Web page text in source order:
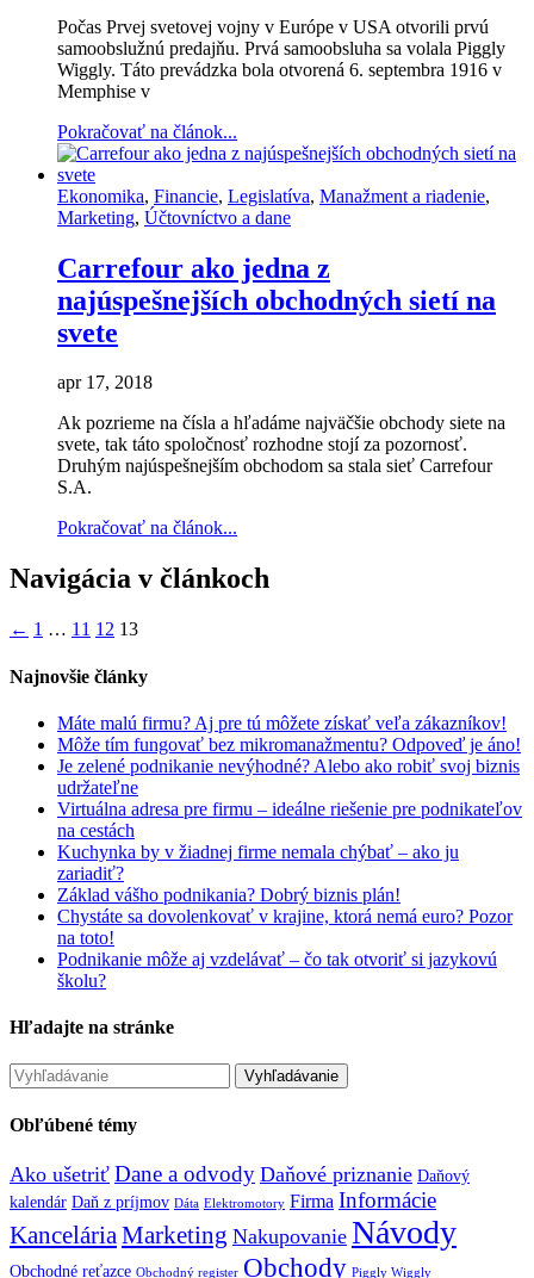
Počas Prvej svetovej vojny v Európe v USA otvorili prvú
samoobslužnú predajňu. Prvá samoobsluha sa volala Piggly
Wiggly. Táto prevádzka bola otvorená 6. septembra 1916 v
Memphise v
Pokračovať na článok...
Ekonomika, Financie, Legislatíva, Manažment a riadenie,
Marketing, Účtovníctvo a dane
Carrefour ako jedna z
najúspešnejších obchodných sietí na
svete
apr 17, 2018
Ak pozrieme na čísla a hľadáme najväčšie obchody siete na
svete, tak táto spoločnosť rozhodne stojí za pozornosť.
Druhým najúspešnejším obchodom sa stala sieť Carrefour
S.A.
Pokračovať na článok...
Navigácia v článkoch
← 1 … 11 12 13
Najnovšie články
Máte malú firmu? Aj pre tú môžete získať veľa zákazníkov!
Môže tím fungovať bez mikromanažmentu? Odpoveď je áno!
Je zelené podnikanie nevýhodné? Alebo ako robiť svoj biznis
udržateľne
Virtuálna adresa pre firmu – ideálne riešenie pre podnikateľov
na cestách
Kuchynka by v žiadnej firme nemala chýbať – ako ju
zariadiť?
Základ vášho podnikania? Dobrý biznis plán!
Chystáte sa dovolenkovať v krajine, ktorá nemá euro? Pozor
na toto!
Podnikanie môže aj vzdelávať – čo tak otvoriť si jazykovú
školu?
Hľadajte na stránke
Obľúbené témy
Ako ušetriť Dane a odvody Daňové priznanie Daňový
kalendár Daň z príjmov Dáta Elektromotory Firma Informácie
KanceláriaMarketing Nakupovanie Návody
Obchodné reťazce Obchodný register Obchody Piggly Wiggly